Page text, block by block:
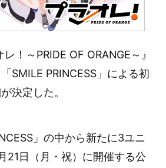
！～PRIDE OF ORANGE～』
SMILE PRINCESS」による初
決定した。
」の中から新たに3ユニ
21日（月・祝）に開催する公